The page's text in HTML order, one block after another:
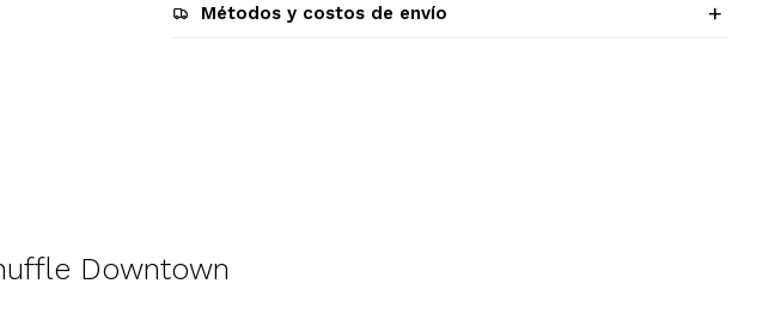
Métodos y costos de envío
Downtown